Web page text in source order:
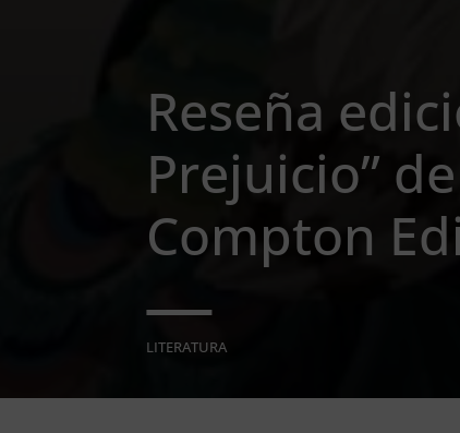
Reseña
Prejuicio”
Compton
LITERATURA